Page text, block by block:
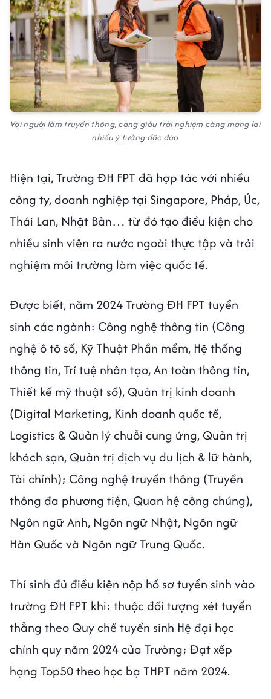
Với người làm truyền thông, càng giàu trải nghiệm càng mang lại
nhiều ý tưởng độc đáo
Hiện tại, Trường ĐH FPT đã hợp tác với nhiều
công ty, doanh nghiệp tại Singapore, Pháp, Úc,
Thái Lan, Nhật Bản… từ đó tạo điều kiện cho
nhiều sinh viên ra nước ngoài thực tập và trải
nghiệm môi trường làm việc quốc tế.
Được biết, năm 2024 Trường ĐH FPT tuyển
sinh các ngành: Công nghệ thông tin (Công
nghệ ô tô số, Kỹ Thuật Phần mềm, Hệ thống
thông tin, Trí tuệ nhân tạo, An toàn thông tin,
Thiết kế mỹ thuật số), Quản trị kinh doanh
(Digital Marketing, Kinh doanh quốc tế,
Logistics & Quản lý chuỗi cung ứng, Quản trị
khách sạn, Quản trị dịch vụ du lịch & lữ hành,
Tài chính); Công nghệ truyền thông (Truyền
thông đa phương tiện, Quan hệ công chúng),
Ngôn ngữ Anh, Ngôn ngữ Nhật, Ngôn ngữ
Hàn Quốc và Ngôn ngữ Trung Quốc.
Thí sinh đủ điều kiện nộp hồ sơ tuyển sinh vào
trường ĐH FPT khi: thuộc đối tượng xét tuyển
thẳng theo Quy chế tuyển sinh Hệ đại học
chính quy năm 2024 của Trường; Đạt xếp
hạng Top50 theo học bạ THPT năm 2024.